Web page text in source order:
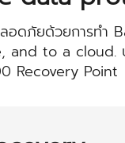
อดภัยด้วยการทำ
and to a cloud.
Recovery Point